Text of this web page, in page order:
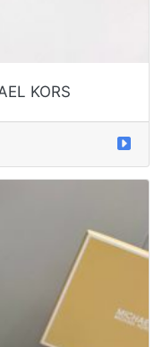
KORS